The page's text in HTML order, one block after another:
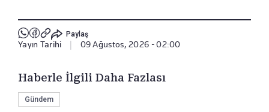
Paylaş
Yayın Tarihi 09 Ağustos, 2026 - 02:00
Haberle İlgili Daha Fazlası
Gündem